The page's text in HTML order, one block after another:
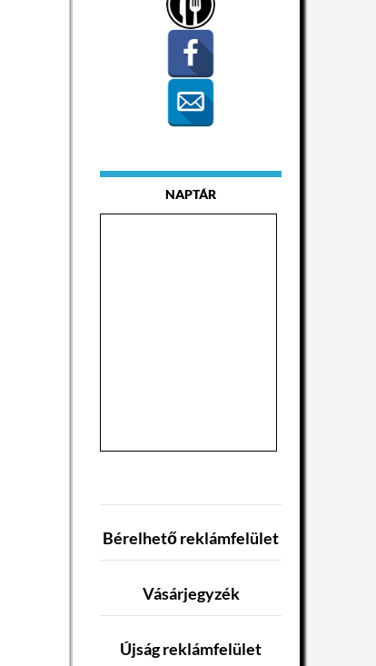
NAPTÁR
Bérelhető reklámfelület
Vásárjegyzék
Újság reklámfelület